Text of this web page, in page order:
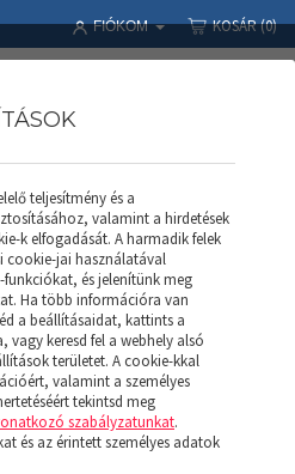
FIÓKOM KOSÁR(0)
MH-BOX MH-BOX MH-5 (Kék)
teljesítmény és a
valamint a hirdetések
k elfogadását. A harmadik felek
cookie-jai használatával
és jelenítünk meg
Ha több információra van
a beállításaidat, kattints a
keresd fel a webhely alsó
területet. A cookie-kkal
valamint a személyes
tekintsd meg
szabályzatunkat.
és az érintett személyes adatok